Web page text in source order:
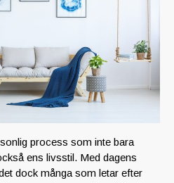
process som inte bara
ens livsstil. Med dagens
dock många som letar efter